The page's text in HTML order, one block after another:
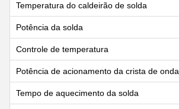
Temperatura do caldeirão de solda
Potência da solda
Controle de temperatura
Potência de acionamento da crista de onda
Tempo de aquecimento da solda